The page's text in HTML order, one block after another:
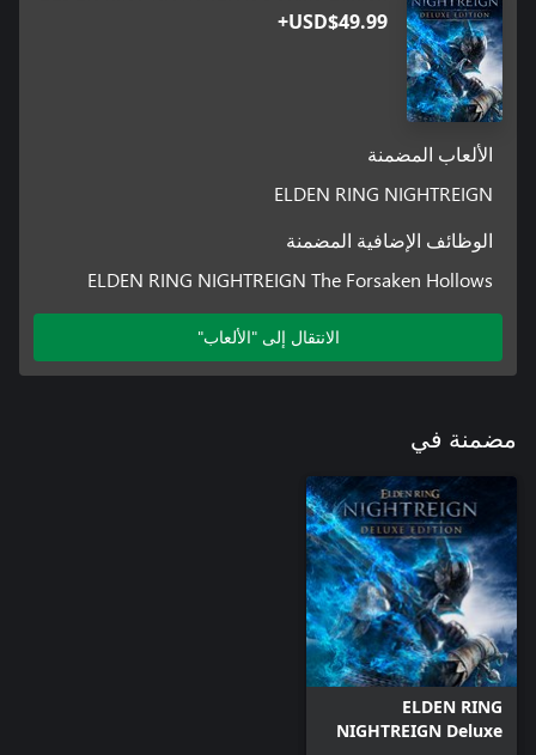
USD$49.99+
الألعاب المضمنة
ELDEN RING NIGHTREIGN
الوظائف الإضافية المضمنة
ELDEN RING NIGHTREIGN The Forsaken Hollows
الانتقال إلى "الألعاب"
مضمنة في
ELDEN RING
NIGHTREIGN Deluxe